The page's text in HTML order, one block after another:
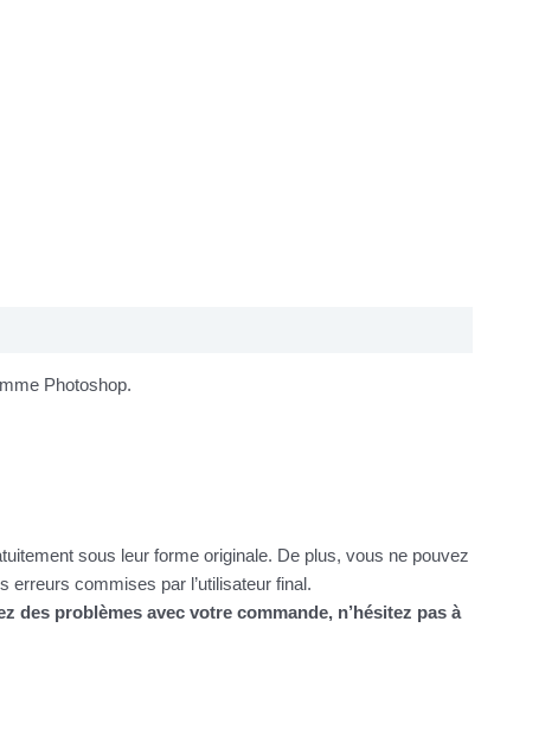
Photoshop.
sous leur forme originale. De plus, vous ne pouvez
commises par l’utilisateur final.
des problèmes avec votre commande, n’hésitez pas à